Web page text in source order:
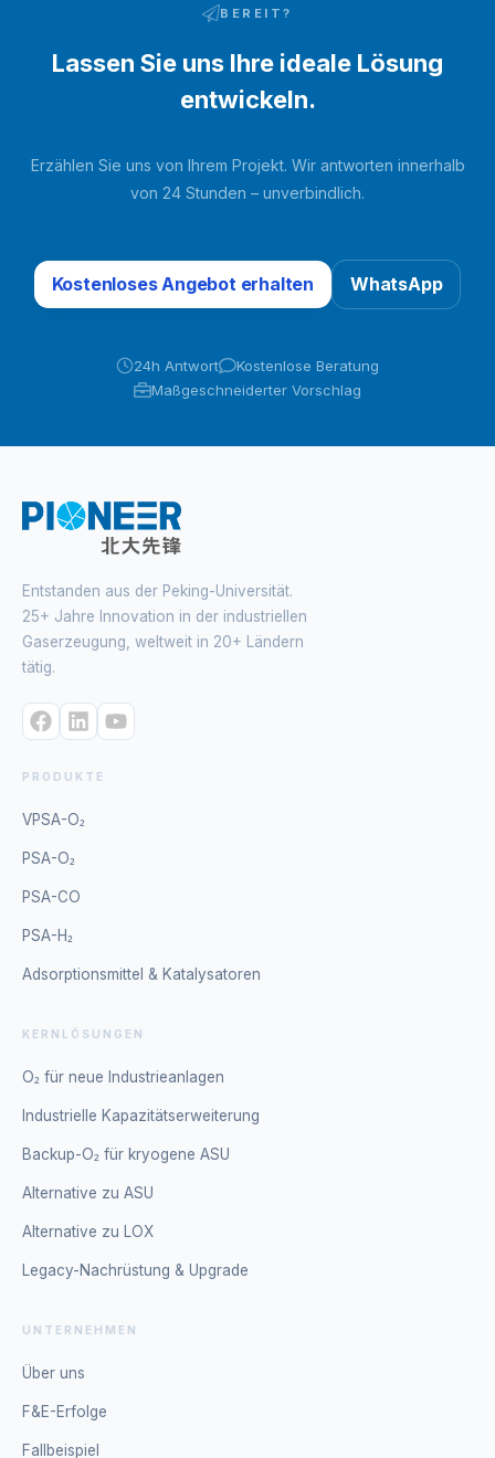
BEREIT?
Lassen Sie uns Ihre ideale Lösung
entwickeln.
Erzählen Sie uns von Ihrem Projekt. Wir antworten innerhalb
von 24 Stunden – unverbindlich.
Kostenloses Angebot erhalten WhatsApp
24h Antwort
Kostenlose Beratung
Maßgeschneiderter Vorschlag
Entstanden aus der Peking-Universität.
25+ Jahre Innovation in der industriellen
Gaserzeugung, weltweit in 20+ Ländern
tätig.
PRODUKTE
VPSA-O₂
PSA-O₂
PSA-CO
PSA-H₂
Adsorptionsmittel & Katalysatoren
KERNLÖSUNGEN
O₂ für neue Industrieanlagen
Industrielle Kapazitätserweiterung
Backup-O₂ für kryogene ASU
Alternative zu ASU
Alternative zu LOX
Legacy-Nachrüstung & Upgrade
UNTERNEHMEN
Über uns
F&E-Erfolge
Fallbeispiel